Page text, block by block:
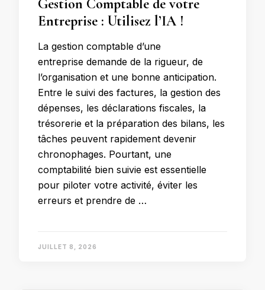
Gestion Comptable de votre
Entreprise : Utilisez l’IA !
La gestion comptable d’une
entreprise demande de la rigueur, de
l’organisation et une bonne anticipation.
Entre le suivi des factures, la gestion des
dépenses, les déclarations fiscales, la
trésorerie et la préparation des bilans, les
tâches peuvent rapidement devenir
chronophages. Pourtant, une
comptabilité bien suivie est essentielle
pour piloter votre activité, éviter les
erreurs et prendre de …
JUILLET 8, 2026